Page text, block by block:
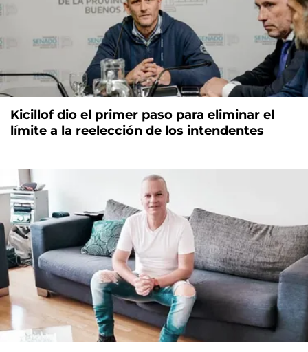
Kicillof dio el primer paso para eliminar el
límite a la reelección de los intendentes